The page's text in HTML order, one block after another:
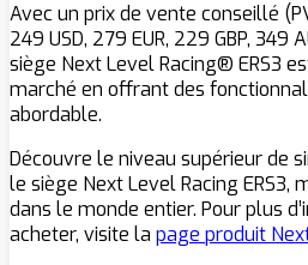
Avec un prix de vente conseillé
249 USD, 279 EUR, 229 GBP, 349
siège Next Level Racing® ERS3
marché en offrant des
abordable.
Découvre le niveau supérieur de
le siège Next Level Racing ERS3,
dans le monde entier. Pour plus
acheter, visite la page produit